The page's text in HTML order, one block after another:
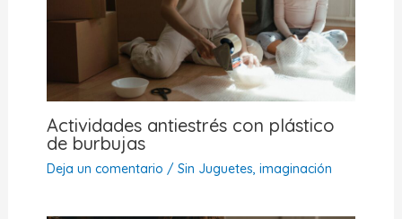
Actividades antiestrés con plástico
de burbujas
Deja un comentario / Sin Juguetes, imaginación